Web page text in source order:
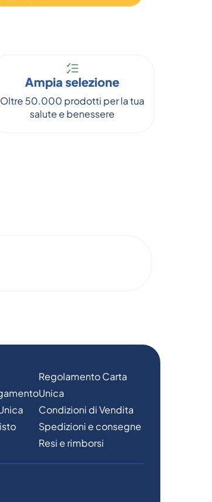
Ampia selezione
Oltre 50.000 prodotti per la tua
salute e benessere
Regolamento Carta
Unica
Condizioni di Vendita
Spedizioni e consegne
Resi e rimborsi